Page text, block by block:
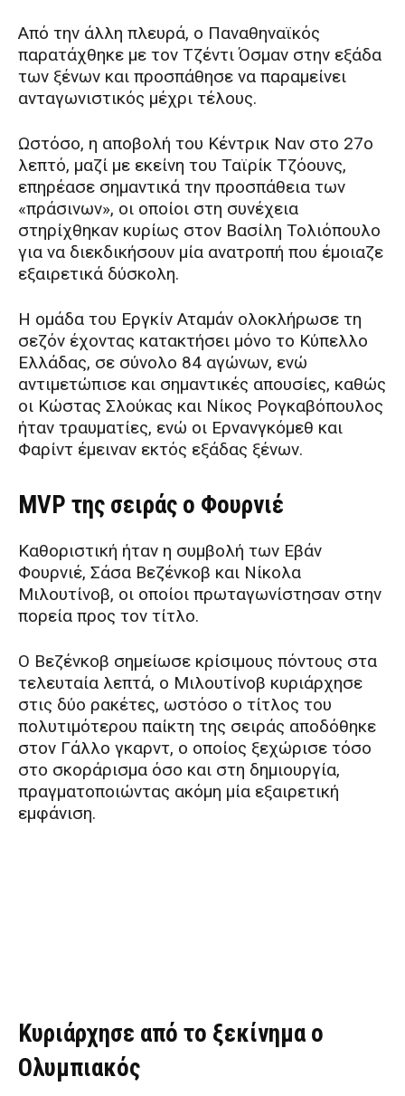
Από την άλλη πλευρά, ο Παναθηναϊκός
παρατάχθηκε με τον Τζέντι Όσμαν στην εξάδα
των ξένων και προσπάθησε να παραμείνει
ανταγωνιστικός μέχρι τέλους.
Ωστόσο, η αποβολή του Κέντρικ Ναν στο 27ο
λεπτό, μαζί με εκείνη του Ταϊρίκ Τζόουνς,
επηρέασε σημαντικά την προσπάθεια των
«πράσινων», οι οποίοι στη συνέχεια
στηρίχθηκαν κυρίως στον Βασίλη Τολιόπουλο
για να διεκδικήσουν μία ανατροπή που έμοιαζε
εξαιρετικά δύσκολη.
Η ομάδα του Εργκίν Αταμάν ολοκλήρωσε τη
σεζόν έχοντας κατακτήσει μόνο το Κύπελλο
Ελλάδας, σε σύνολο 84 αγώνων, ενώ
αντιμετώπισε και σημαντικές απουσίες, καθώς
οι Κώστας Σλούκας και Νίκος Ρογκαβόπουλος
ήταν τραυματίες, ενώ οι Ερνανγκόμεθ και
Φαρίντ έμειναν εκτός εξάδας ξένων.
MVP της σειράς ο Φουρνιέ
Καθοριστική ήταν η συμβολή των Εβάν
Φουρνιέ, Σάσα Βεζένκοβ και Νίκολα
Μιλουτίνοβ, οι οποίοι πρωταγωνίστησαν στην
πορεία προς τον τίτλο.
Ο Βεζένκοβ σημείωσε κρίσιμους πόντους στα
τελευταία λεπτά, ο Μιλουτίνοβ κυριάρχησε
στις δύο ρακέτες, ωστόσο ο τίτλος του
πολυτιμότερου παίκτη της σειράς αποδόθηκε
στον Γάλλο γκαρντ, ο οποίος ξεχώρισε τόσο
στο σκοράρισμα όσο και στη δημιουργία,
πραγματοποιώντας ακόμη μία εξαιρετική
εμφάνιση.
Κυριάρχησε από το ξεκίνημα ο
Ολυμπιακός